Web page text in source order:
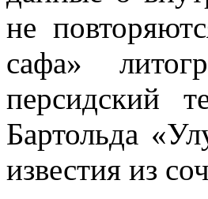
не
сафа»
персидский
Бартольда
известия из